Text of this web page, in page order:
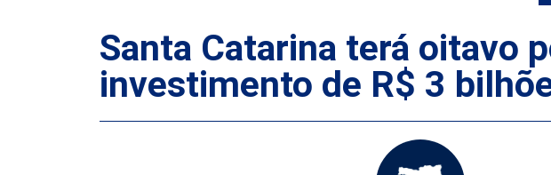
Santa Catarina terá oitavo
investimento de R$ 3